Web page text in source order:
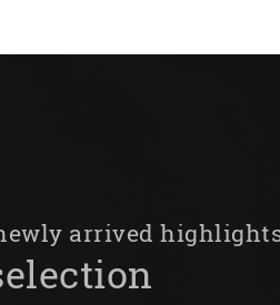
arrived